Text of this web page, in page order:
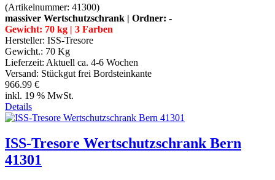
(Artikelnummer: 41300)
massiver Wertschutzschrank | Ordner: -
Gewicht: 70 kg | 3 Farben
Hersteller: ISS-Tresore
Gewicht.: 70 Kg
Lieferzeit: Aktuell ca. 4-6 Wochen
Versand: Stückgut frei Bordsteinkante
966.99 €
inkl. 19 % MwSt.
Details
ISS-Tresore Wertschutzschrank Bern
41301